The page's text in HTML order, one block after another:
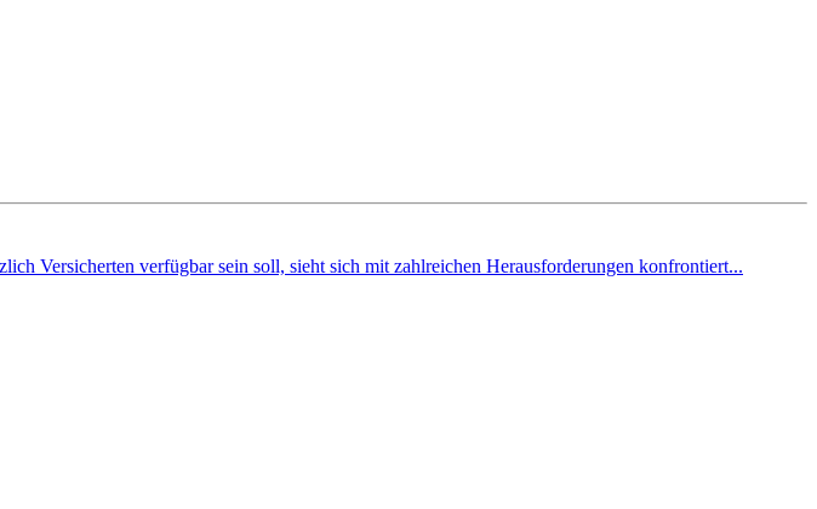
Versicherten verfügbar sein soll, sieht sich mit zahlreichen Herausforderungen konfrontiert...